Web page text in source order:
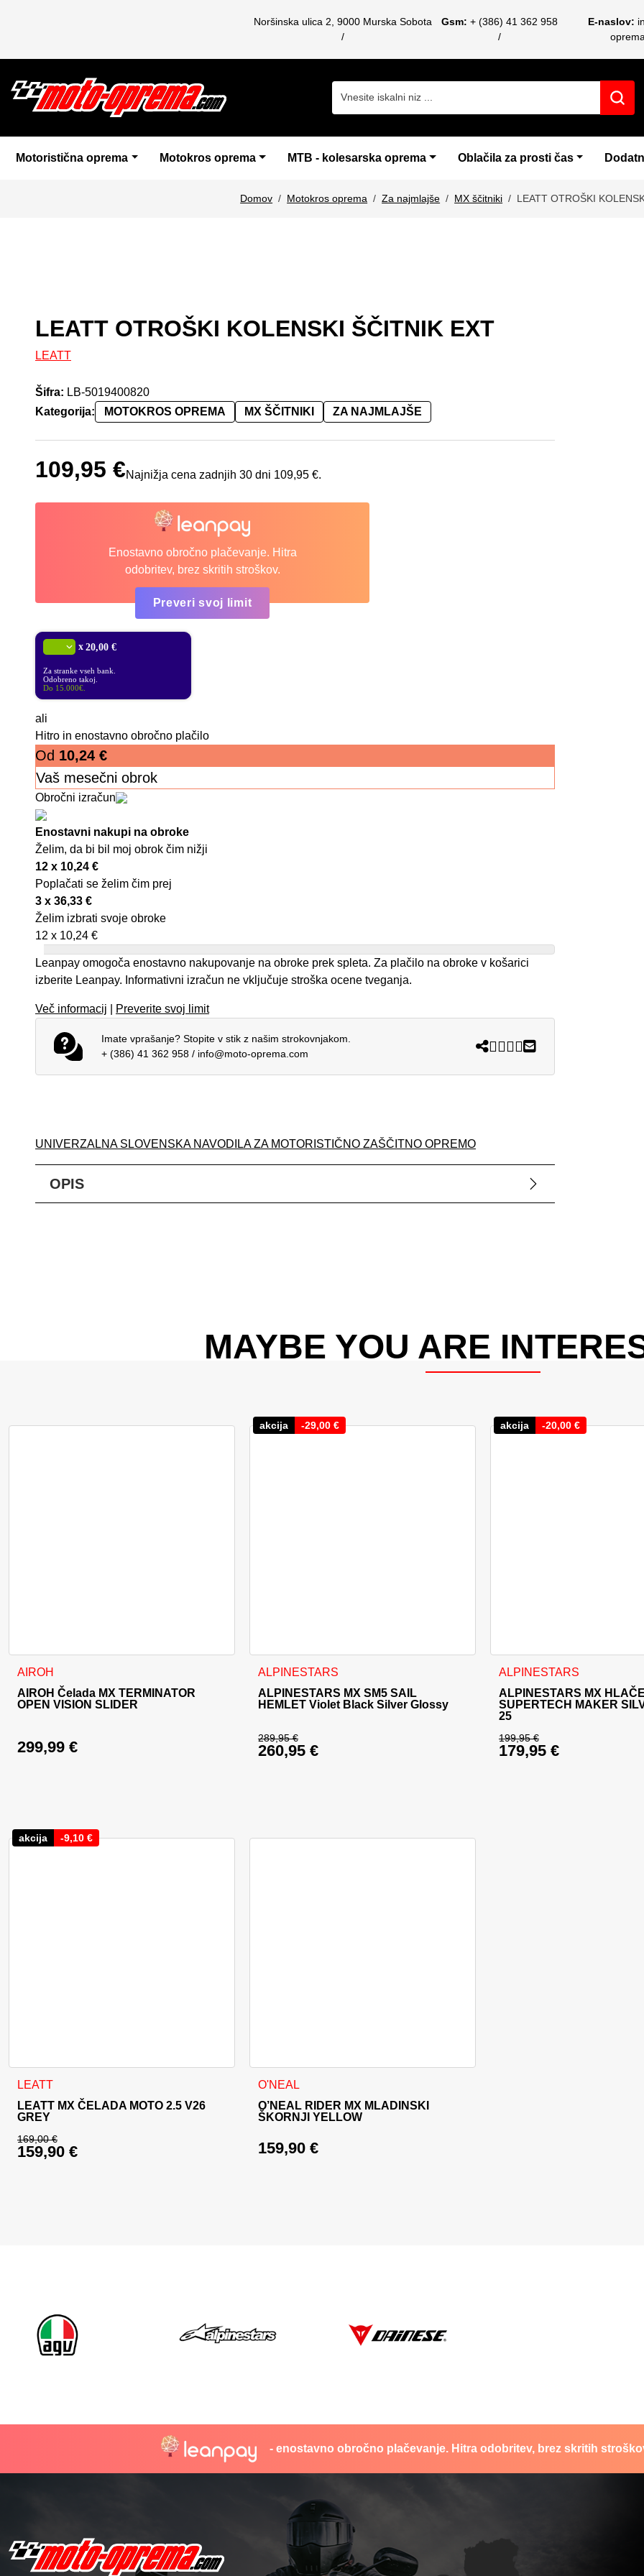
Noršinska ulica 2, 9000 Murska Sobota Gsm: + (386) 41 362 958 E-naslov:
Motoristična oprema Motokros oprema MTB - kolesarska oprema Oblačila za prosti čas
Domov Motokros oprema Za najmlajše MX ščitniki LEATT OTROŠKI
LEATT OTROŠKI KOLENSKI ŠČITNIK EXT
LEATT
Šifra: LB-5019400820
Kategorija:
MOTOKROS OPREMA MX ŠČITNIKI ZA NAJMLAJŠE
109,95 €Najnižja cena zadnjih 30 dni 109,95 €.
Enostavno obročno plačevanje. Hitra
odobritev, brez skritih stroškov.
Preveri svoj limit
x 20,00 €
Za stranke vseh bank.
Odobreno takoj.
Do 15.000€.
ali
Hitro in enostavno obročno plačilo
Od 10,24 €
Vaš mesečni obrok
Obročni izračun
Enostavni nakupi na obroke
Želim, da bi bil moj obrok čim nižji
12 x 10,24 €
Poplačati se želim čim prej
3 x 36,33 €
Želim izbrati svoje obroke
12 x 10,24 €
Leanpay omogoča enostavno nakupovanje na obroke prek spleta. Za plačilo na obroke v košarici
izberite Leanpay. Informativni izračun ne vključuje stroška ocene tveganja.
Več informacij Preverite svoj limit
Imate vprašanje? Stopite v stik z našim strokovnjakom.
+ (386) 41 362 958/ info@moto-oprema.com
UNIVERZALNA SLOVENSKA NAVODILA ZA MOTORISTIČNO ZAŠČITNO OPREMO
OPIS
MAYBE YOU ARE
AIROH
AIROH Čelada MX TERMINATOR
OPEN VISION SLIDER
299,99 €
Ta izdelek ima več različic. Možnosti lahko izberete na strani izdelka
akcija -29,00 €
ALPINESTARS
ALPINESTARS MX SM5 SAIL
HEMLET Violet Black Silver Glossy
289,95€
Izvirna cena je bila: 289,95 €.
260,95 €
Ta izdelek ima več različic. Možnosti lahko izberete na strani izdelka
akcija -20,00 €
ALPINESTARS
ALPINESTARS MX HLAČE
SUPERTECH MAKER
25
199,95€
Izvirna cena je bila:
179,95 €
Ta izdelek ima več različic.
akcija -9,10 €
LEATT
LEATT MX ČELADA MOTO 2.5 V26
GREY
169,00€
Izvirna cena je bila: 169,00 €.
159,90 €
Ta izdelek ima več različic. Možnosti lahko izberete na strani izdelka
O'NEAL
O’NEAL RIDER MX MLADINSKI
ŠKORNJI YELLOW
159,90 €
Ta izdelek ima več različic. Možnosti lahko izberete na strani izdelka
- enostavno obročno plačevanje. Hitra odobritev, brez skritih